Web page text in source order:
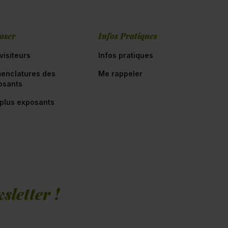
des
exposants
Infos Pratiques
Infos pratiques
Me rappeler
!